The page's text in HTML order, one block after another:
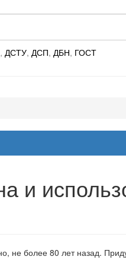
, ДСТУ, ДСП, ДБН, ГОСТ
и
не более 80 лет назад.